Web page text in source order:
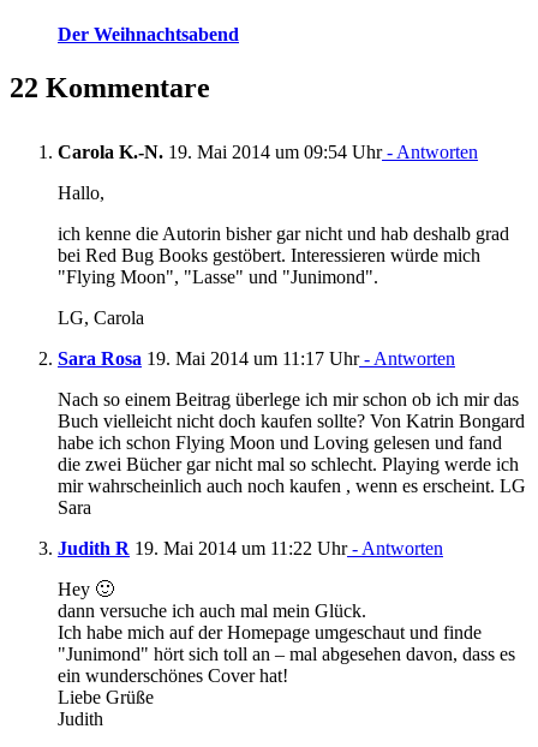
Der Weihnachtsabend
22 Kommentare
Carola K.-N. 19. Mai 2014 um 09:54 Uhr- Antworten
Hallo,
ich kenne die Autorin bisher gar nicht und hab deshalb grad
bei Red Bug Books gestöbert. Interessieren würde mich
"Flying Moon", "Lasse" und "Junimond".
LG, Carola
Sara Rosa 19. Mai 2014 um 11:17 Uhr- Antworten
Nach so einem Beitrag überlege ich mir schon ob ich mir das
Buch vielleicht nicht doch kaufen sollte? Von Katrin Bongard
habe ich schon Flying Moon und Loving gelesen und fand
die zwei Bücher gar nicht mal so schlecht. Playing werde ich
mir wahrscheinlich auch noch kaufen , wenn es erscheint. LG
Sara
Judith R 19. Mai 2014 um 11:22 Uhr- Antworten
Hey 🙂
dann versuche ich auch mal mein Glück.
Ich habe mich auf der Homepage umgeschaut und finde
"Junimond" hört sich toll an – mal abgesehen davon, dass es
ein wunderschönes Cover hat!
Liebe Grüße
Judith